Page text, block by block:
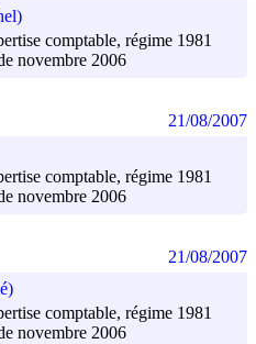
comptable, régime 1981
novembre 2006
comptable, régime 1981
novembre 2006
21/08/2007
comptable, régime 1981
novembre 2006
21/08/2007